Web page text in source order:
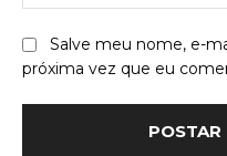
Salve meu nome, e-
próxima vez que eu